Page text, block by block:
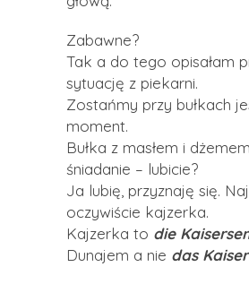
Zabawne?
Tak a do tego opisałam
sytuację z piekarni.
Zostańmy przy bułkach
moment.
Bułka z masłem i
śniadanie – lubicie?
Ja lubię, przyznaję się.
oczywiście kajzerka.
Kajzerka to die
Dunajem a nie das